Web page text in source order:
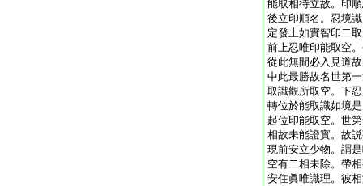
能取相待立故。印
後立印順名。忍境
定發上如實智印二
前上忍唯印能取空
從此無間必入見道
中此最勝故名世第
取識觀所取空。下
轉位於能取識如境
起位印能取空。世
相故未能證實。故
現前安立少物。謂
空有二相未除。帶
安住眞唯識理。彼